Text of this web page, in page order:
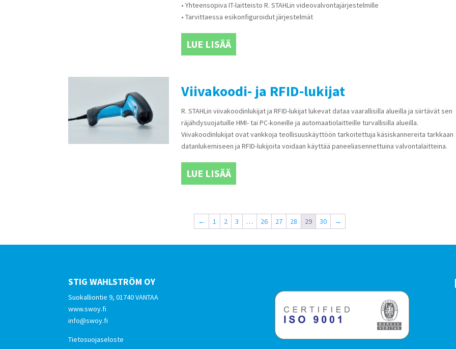
• Yhteensopiva IT-laitteisto R. STAHLin videovalvontajärjestelmille
• Tarvittaessa esikonfiguroidut järjestelmät
LUE LISÄÄ
Viivakoodi- ja RFID-lukijat
R. STAHLin viivakoodinlukijat ja RFID-lukijat lukevat dataa vaarallisilla alueilla ja siirtävät sen
räjähdysuojatuille HMI- tai PC-koneille ja automaatiolaitteille turvallisilla alueilla.
Viivakoodinlukijat ovat vankkoja teollisuuskäyttöön tarkoitettuja käsiskannereita tarkkaan
datanlukemiseen ja RFID-lukijoita voidaan käyttää paneeliasennettuina valvontalaitteina.
LUE LISÄÄ
← 1 2 3 … 26 27 28 29 30 →
STIG WAHLSTRÖM OY
Suokalliontie 9, 01740 VANTAA
www.swoy.fi
info@swoy.fi
Tietosuojaseloste